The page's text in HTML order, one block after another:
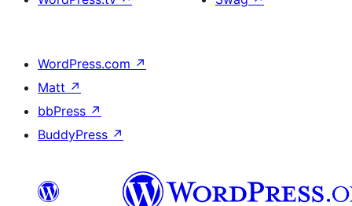
WordPress.com ↗
Matt ↗
bbPress ↗
BuddyPress ↗